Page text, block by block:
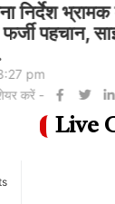
भ्रामक
साइबर
Live